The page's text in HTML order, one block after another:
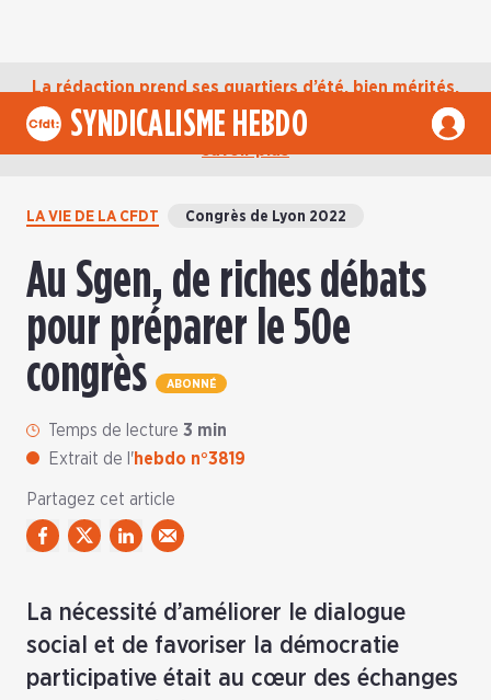
La rédaction prend ses quartiers d’été, bien mérités,
jusqu’au mardi 1er septembre. D’ici là, retrouvez
l’actualité de la CFDT sur notre compte Bluesky. En
SYNDICALISME HEBDO
LA VIE DE LA CFDT Congrès de Lyon 2022
Au Sgen, de riches débats
pour préparer le 50e
congrès
ABONNÉ
Temps de lecture 3 min
Extrait de l'hebdo n°3819
Partagez cet article
La nécessité d’améliorer le dialogue
social et de favoriser la démocratie
participative était au cœur des échanges